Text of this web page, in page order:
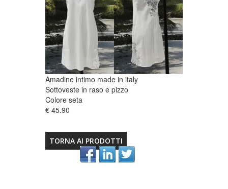
Amadine intimo made in italy
Sottoveste in raso e pizzo
Colore seta
€ 45.90
TORNA AI PRODOTTI